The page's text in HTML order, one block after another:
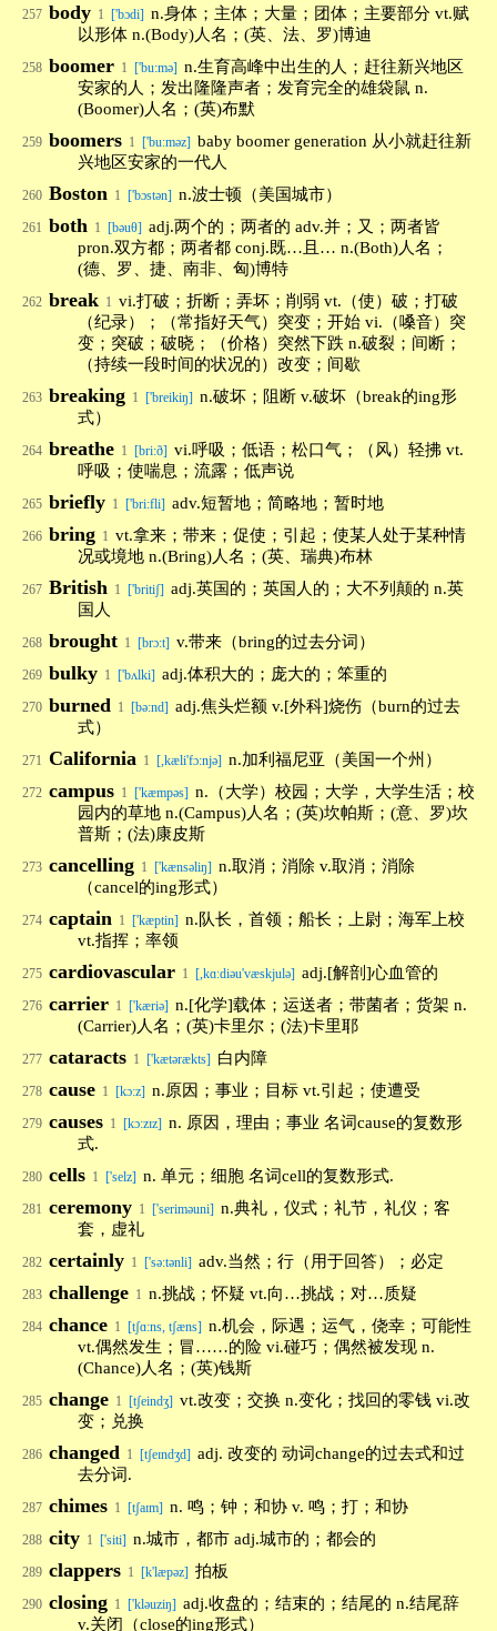
257 body 1 ['bɔdi] n.身体；主体；大量；团体；主要部分 vt.赋
以形体 n.(Body)人名；(英、法、罗)博迪
258 boomer 1 ['bu:mə] n.生育高峰中出生的人；赶往新兴地区
安家的人；发出隆隆声者；发育完全的雄袋鼠 n.
(Boomer)人名；(英)布默
259 boomers 1 ['buːməz] baby boomer generation 从小就赶往新
兴地区安家的一代人
260 Boston 1 ['bɔstən] n.波士顿（美国城市）
261 both 1 [bəuθ] adj.两个的；两者的 adv.并；又；两者皆
pron.双方都；两者都 conj.既…且… n.(Both)人名；
(德、罗、捷、南非、匈)博特
262 break 1 vi.打破；折断；弄坏；削弱 vt.（使）破；打破
（纪录）；（常指好天气）突变；开始 vi.（嗓音）突
变；突破；破晓；（价格）突然下跌 n.破裂；间断；
（持续一段时间的状况的）改变；间歇
263 breaking 1 ['breikiŋ] n.破坏；阻断 v.破坏（break的ing形
式）
264 breathe 1 [bri:ð] vi.呼吸；低语；松口气；（风）轻拂 vt.
呼吸；使喘息；流露；低声说
265 briefly 1 ['bri:fli] adv.短暂地；简略地；暂时地
266 bring 1 vt.拿来；带来；促使；引起；使某人处于某种情
况或境地 n.(Bring)人名；(英、瑞典)布林
267 British 1 ['britiʃ] adj.英国的；英国人的；大不列颠的 n.英
国人
268 brought 1 [brɔ:t] v.带来（bring的过去分词）
269 bulky 1 ['bʌlki] adj.体积大的；庞大的；笨重的
270 burned 1 [bə:nd] adj.焦头烂额 v.[外科]烧伤（burn的过去
式）
271 California 1 [,kæli'fɔ:njə] n.加利福尼亚（美国一个州）
272 campus 1 ['kæmpəs] n.（大学）校园；大学，大学生活；校
园内的草地 n.(Campus)人名；(英)坎帕斯；(意、罗)坎
普斯；(法)康皮斯
273 cancelling 1 ['kænsəliŋ] n.取消；消除 v.取消；消除
（cancel的ing形式）
274 captain 1 ['kæptin] n.队长，首领；船长；上尉；海军上校
vt.指挥；率领
275 cardiovascular 1 [,kɑ:diəu'væskjulə] adj.[解剖]心血管的
276 carrier 1 ['kæriə] n.[化学]载体；运送者；带菌者；货架 n.
(Carrier)人名；(英)卡里尔；(法)卡里耶
277 cataracts 1 ['kætərækts] 白内障
278 cause 1 [kɔ:z] n.原因；事业；目标 vt.引起；使遭受
279 causes 1 [kɔːzɪz] n. 原因，理由；事业 名词cause的复数形
式.
280 cells 1 ['selz] n. 单元；细胞 名词cell的复数形式.
281 ceremony 1 ['seriməuni] n.典礼，仪式；礼节，礼仪；客
套，虚礼
282 certainly 1 ['sə:tənli] adv.当然；行（用于回答）；必定
283 challenge 1 n.挑战；怀疑 vt.向…挑战；对…质疑
284 chance 1 [tʃɑ:ns, tʃæns] n.机会，际遇；运气，侥幸；可能性
vt.偶然发生；冒……的险 vi.碰巧；偶然被发现 n.
(Chance)人名；(英)钱斯
285 change 1 [tʃeindʒ] vt.改变；交换 n.变化；找回的零钱 vi.改
变；兑换
286 changed 1 [tʃeɪndʒd] adj. 改变的 动词change的过去式和过
去分词.
287 chimes 1 [tʃaɪm] n. 鸣；钟；和协 v. 鸣；打；和协
288 city 1 ['siti] n.城市，都市 adj.城市的；都会的
289 clappers 1 [k'læpəz] 拍板
290 closing 1 ['kləuziŋ] adj.收盘的；结束的；结尾的 n.结尾辞
v.关闭（close的ing形式）